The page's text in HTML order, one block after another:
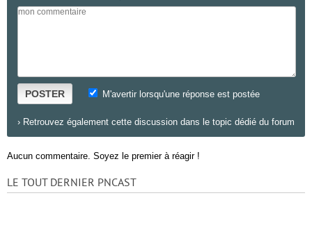
POSTER M'avertir lorsqu'une réponse est postée
› Retrouvez également cette discussion dans le topic dédié du forum
Aucun commentaire. Soyez le premier à réagir !
LE TOUT DERNIER PNCAST